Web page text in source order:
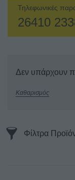
Τηλεφωνικές
26410
Δεν υπάρχουν
Καθαρισμός
Φίλτρα